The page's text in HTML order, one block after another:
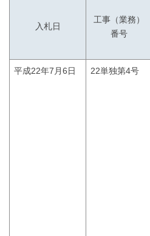
入札日
工事（業務）
番号
平成22年7月6日 22単独第4号